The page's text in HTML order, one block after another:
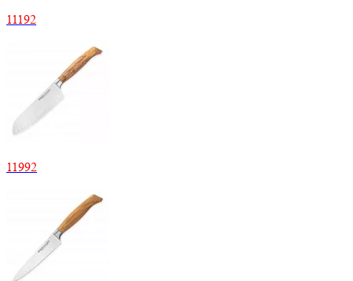
11192
11992